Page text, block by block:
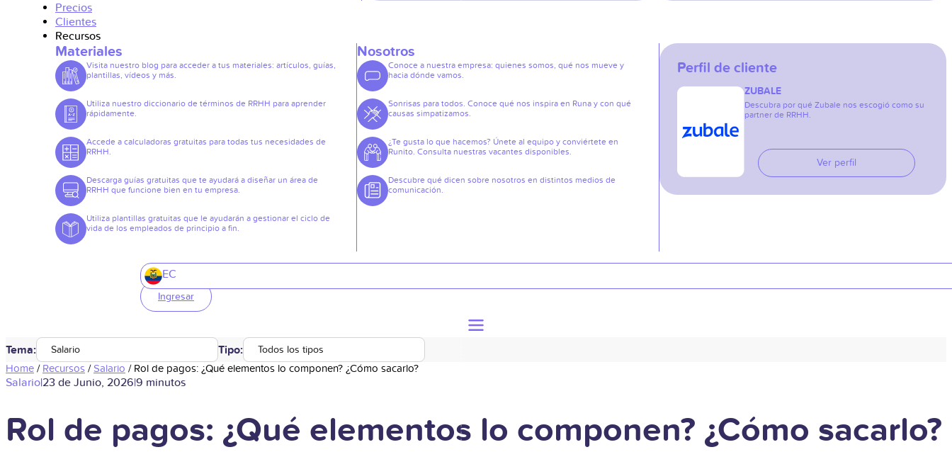
Precios
Clientes
Recursos
Materiales
Visita nuestro blog para acceder a tus materiales: artículos, guías,
plantillas, vídeos y más.
Utiliza nuestro diccionario de términos de RRHH para aprender
rápidamente.
Accede a calculadoras gratuitas para todas tus necesidades de
RRHH.
Descarga guías gratuitas que te ayudará a diseñar un área de
RRHH que funcione bien en tu empresa.
Utiliza plantillas gratuitas que le ayudarán a gestionar el ciclo de
vida de los empleados de principio a fin.
Nosotros
Conoce a nuestra empresa: quienes somos, qué nos mueve y
hacia dónde vamos.
Sonrisas para todos. Conoce qué nos inspira en Runa y con qué
causas simpatizamos.
¿Te gusta lo que hacemos? Únete al equipo y conviértete en
Runito. Consulta nuestras vacantes disponibles.
Descubre qué dicen sobre nosotros en distintos medios de
comunicación.
Perfil de cliente
ZUBALE
Descubra por qué Zubale nos escogió como su
partner de RRHH.
Ver perfil
EC
Ingresar
Tema: Salario Tipo: Todos los tipos
Home / Recursos /Salario / Rol de pagos: ¿Qué elementos lo componen? ¿Cómo sacarlo?
Salario|23 de Junio, 2026|9 minutos
Rol de pagos: ¿Qué elementos lo componen? ¿Cómo sacarlo?